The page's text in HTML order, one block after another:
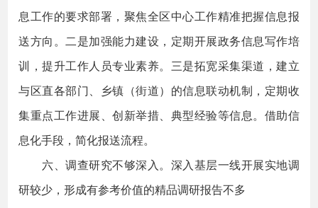
息工作的要求部署，聚焦全区中心工作精准把握信息报
送方向。二是加强能力建设，定期开展政务信息写作培
训，提升工作人员专业素养。三是拓宽采集渠道，建立
与区直各部门、乡镇（街道）的信息联动机制，定期收
集重点工作进展、创新举措、典型经验等信息。借助信
息化手段，简化报送流程。
六、调查研究不够深入。深入基层一线开展实地调
研较少，形成有参考价值的精品调研报告不多